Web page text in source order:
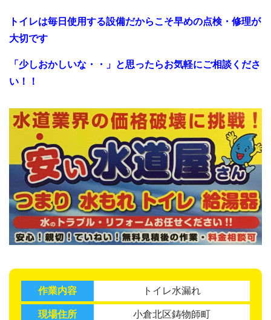
トイレは毎日使用する設備だからこそ早めの点検・修理が
大切です
「少しおかしいな・・」と思ったらお気軽にご相談くださ
い！！
作業内容 トイレ水漏れ
現場住所 小倉北区鋳物師町